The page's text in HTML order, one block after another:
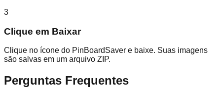
3
Clique em Baixar
Clique no ícone do PinBoardSaver e baixe. Suas imagens
são salvas em um arquivo ZIP.
Perguntas Frequentes